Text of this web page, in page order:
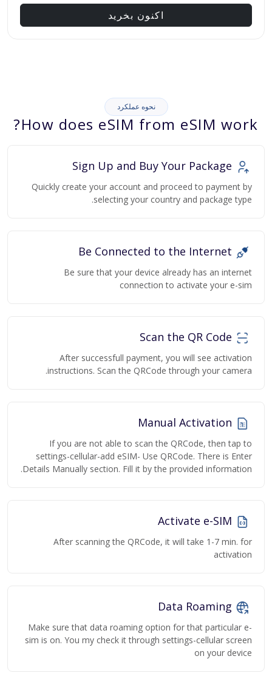
اکنون بخرید
نحوه عملکرد
How does eSIM from eSIM work?
Quickly create your account and proceed to payment by
selecting your country and package type.
Be sure that your device already has an internet
connection to activate your e-sim
After successfull payment, you will see activation
instructions. Scan the QRCode through your camera.
If you are not able to scan the QRCode, then tap to
settings-cellular-add eSIM- Use QRCode. There is Enter
Details Manually section. Fill it by the provided information.
After scanning the QRCode, it will take 1-7 min. for
activation
Make sure that data roaming option for that particular e-
sim is on. You my check it through settings-cellular screen
on your device